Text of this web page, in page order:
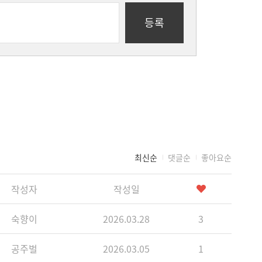
등록
최신순 댓글순 좋아요순
작성자 작성일
숙향이 2026.03.28 3
공주벌 2026.03.05 1